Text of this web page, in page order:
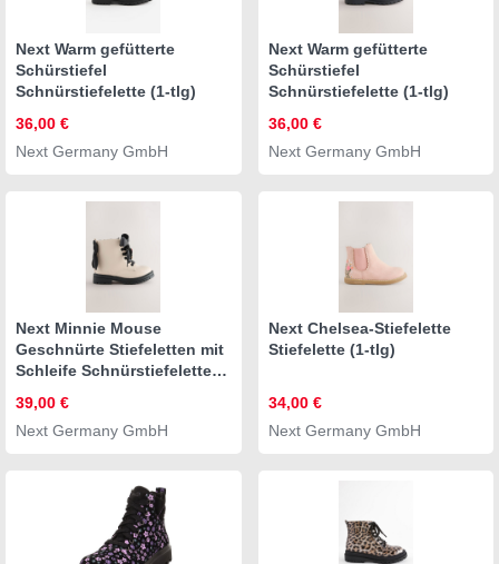
Next Warm gefütterte
Schürstiefel
Schnürstiefelette (1-tlg)
36,00 €
Next Germany GmbH
Next Warm gefütterte
Schürstiefel
Schnürstiefelette (1-tlg)
36,00 €
Next Germany GmbH
Next Minnie Mouse
Geschnürte Stiefeletten mit
Schleife Schnürstiefelette
39,00 €
Next Germany GmbH
Next Chelsea-Stiefelette
Stiefelette (1-tlg)
34,00 €
Next Germany GmbH